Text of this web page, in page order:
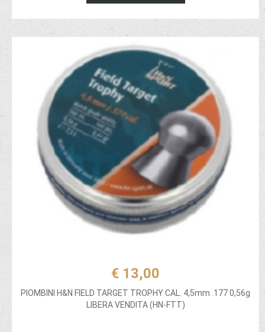
€ 13,00
PIOMBINI H&N FIELD TARGET TROPHY CAL. 4,5mm .177 0,56g
LIBERA VENDITA (HN-FTT)